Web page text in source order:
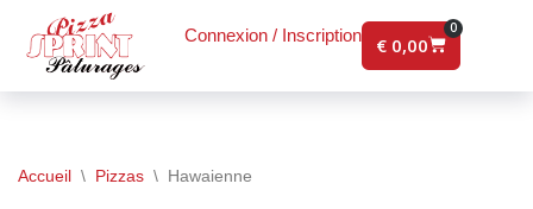
Aller
au
Connexion / Inscription € 0,00
0
Accueil \ Pizzas \ Hawaienne